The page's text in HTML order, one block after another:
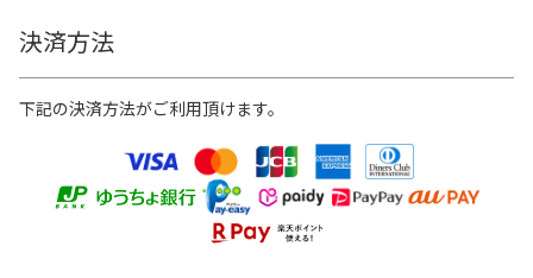
決済方法
下記の決済方法がご利用頂けます。